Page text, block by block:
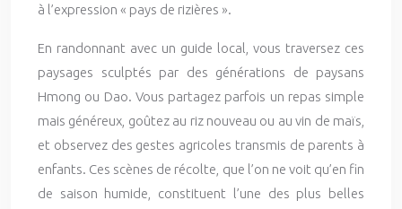
à l’expression « pays de rizières ».
En randonnant avec un guide local, vous traversez ces
paysages sculptés par des générations de paysans
Hmong ou Dao. Vous partagez parfois un repas simple
mais généreux, goûtez au riz nouveau ou au vin de maïs,
et observez des gestes agricoles transmis de parents à
enfants. Ces scènes de récolte, que l’on ne voit qu’en fin
de saison humide, constituent l’une des plus belles